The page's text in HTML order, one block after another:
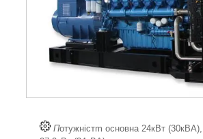
Потужністm основна 24кВт